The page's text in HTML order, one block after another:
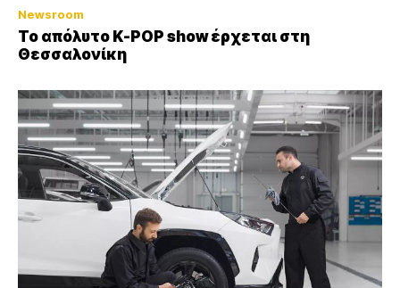
Newsroom
Το απόλυτο K-POP show έρχεται στη
Θεσσαλονίκη